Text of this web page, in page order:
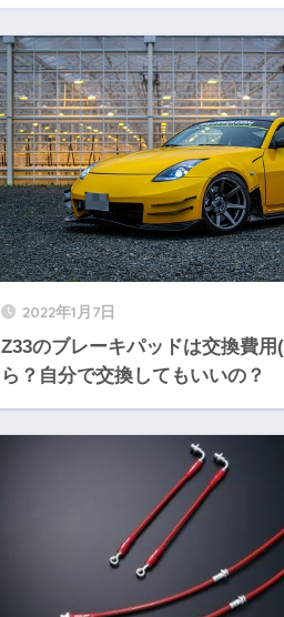
2022年1月7日
Z33のブレーキパッドは交換費用
ら？自分で交換してもいいの？